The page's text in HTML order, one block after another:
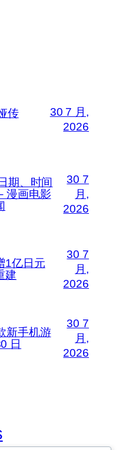
传
30 7 月,
2026
期、时间
漫画电影
30 7
月,
2026
1亿日元
建
30 7
月,
2026
新手机游
日
30 7
月,
2026